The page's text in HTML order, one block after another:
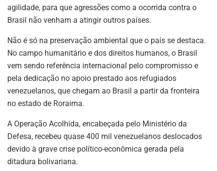
agilidade, para que agressões como a ocorrida contra o
Brasil não venham a atingir outros países.
Não é só na preservação ambiental que o país se destaca.
No campo humanitário e dos direitos humanos, o Brasil
vem sendo referência internacional pelo compromisso e
pela dedicação no apoio prestado aos refugiados
venezuelanos, que chegam ao Brasil a partir da fronteira
no estado de Roraima.
A Operação Acolhida, encabeçada pelo Ministério da
Defesa, recebeu quase 400 mil venezuelanos deslocados
devido à grave crise político-econômica gerada pela
ditadura bolivariana.